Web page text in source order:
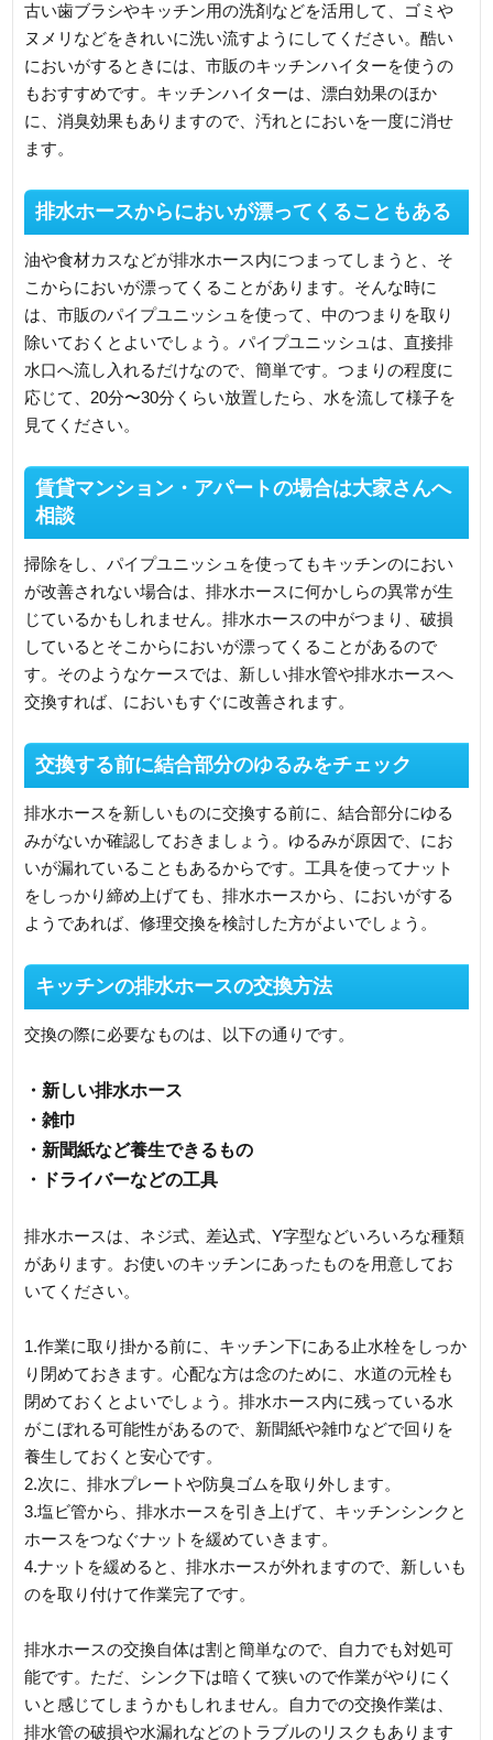
古い歯ブラシやキッチン用の洗剤などを活用して、ゴミや
ヌメリなどをきれいに洗い流すようにしてください。酷い
においがするときには、市販のキッチンハイターを使うの
もおすすめです。キッチンハイターは、漂白効果のほか
に、消臭効果もありますので、汚れとにおいを一度に消せ
ます。
排水ホースからにおいが漂ってくることもある
油や食材カスなどが排水ホース内につまってしまうと、そ
こからにおいが漂ってくることがあります。そんな時に
は、市販のパイプユニッシュを使って、中のつまりを取り
除いておくとよいでしょう。パイプユニッシュは、直接排
水口へ流し入れるだけなので、簡単です。つまりの程度に
応じて、20分〜30分くらい放置したら、水を流して様子を
見てください。
賃貸マンション・アパートの場合は大家さんへ
相談
掃除をし、パイプユニッシュを使ってもキッチンのにおい
が改善されない場合は、排水ホースに何かしらの異常が生
じているかもしれません。排水ホースの中がつまり、破損
しているとそこからにおいが漂ってくることがあるので
す。そのようなケースでは、新しい排水管や排水ホースへ
交換すれば、においもすぐに改善されます。
交換する前に結合部分のゆるみをチェック
排水ホースを新しいものに交換する前に、結合部分にゆる
みがないか確認しておきましょう。ゆるみが原因で、にお
いが漏れていることもあるからです。工具を使ってナット
をしっかり締め上げても、排水ホースから、においがする
ようであれば、修理交換を検討した方がよいでしょう。
キッチンの排水ホースの交換方法
交換の際に必要なものは、以下の通りです。
・新しい排水ホース
・雑巾
・新聞紙など養生できるもの
・ドライバーなどの工具
排水ホースは、ネジ式、差込式、Y字型などいろいろな種類
があります。お使いのキッチンにあったものを用意してお
いてください。
1.作業に取り掛かる前に、キッチン下にある止水栓をしっか
り閉めておきます。心配な方は念のために、水道の元栓も
閉めておくとよいでしょう。排水ホース内に残っている水
がこぼれる可能性があるので、新聞紙や雑巾などで回りを
養生しておくと安心です。
2.次に、排水プレートや防臭ゴムを取り外します。
3.塩ビ管から、排水ホースを引き上げて、キッチンシンクと
ホースをつなぐナットを緩めていきます。
4.ナットを緩めると、排水ホースが外れますので、新しいも
のを取り付けて作業完了です。
排水ホースの交換自体は割と簡単なので、自力でも対処可
能です。ただ、シンク下は暗くて狭いので作業がやりにく
いと感じてしまうかもしれません。自力での交換作業は、
排水管の破損や水漏れなどのトラブルのリスクもあります